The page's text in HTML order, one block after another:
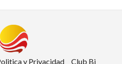
y Privacidad Club Bi